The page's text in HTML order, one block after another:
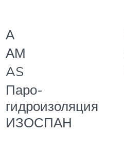
А
АМ
AS
Паро-
гидроизоляция
ИЗОСПАН